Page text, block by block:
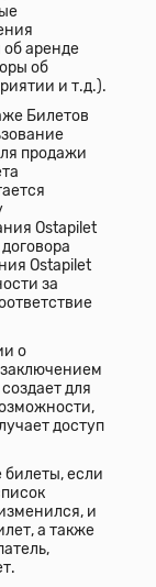
аренде
об
и т.д.).
Билетов
продажи
Ostapilet
Ostapilet
за
о
для
доступ
билеты, если
и
а также